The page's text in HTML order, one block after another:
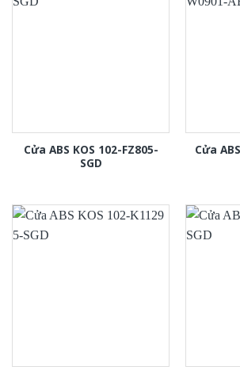
Cửa ABS KOS 102-FZ805-
SGD
Cửa